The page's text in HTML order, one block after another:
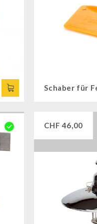
CHF 46,00